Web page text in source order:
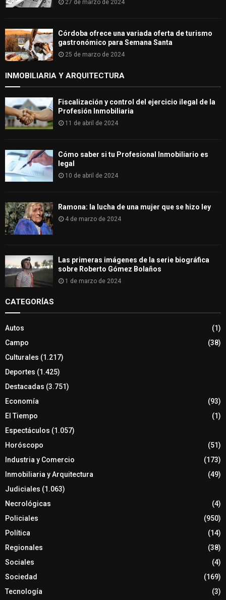
27 de marzo de 2024
Córdoba ofrece una variada oferta de turismo
gastronómico para Semana Santa
25 de marzo de 2024
INMOBILIARIA Y ARQUITECTURA
Fiscalización y control del ejercicio ilegal de la
Profesión Inmobiliaria
11 de abril de 2024
Cómo saber si tu Profesional Inmobiliario es
legal
10 de abril de 2024
Ramona: la lucha de una mujer que se hizo ley
4 de marzo de 2024
Las primeras imágenes de la serie biográfica
sobre Roberto Gómez Bolaños
1 de marzo de 2024
CATEGORÍAS
Autos
(1)
Campo
(38)
Culturales (1.217)
Deportes (1.425)
Destacadas (3.751)
Economía
(93)
El Tiempo
(1)
Espectáculos (1.057)
Horóscopo
(51)
Industria y Comercio
(173)
Inmobiliaria y Arquitectura
(49)
Judiciales (1.063)
Necrológicas
(4)
Policiales
(950)
Política
(14)
Regionales
(38)
Sociales
(4)
Sociedad
(169)
Tecnología
(3)